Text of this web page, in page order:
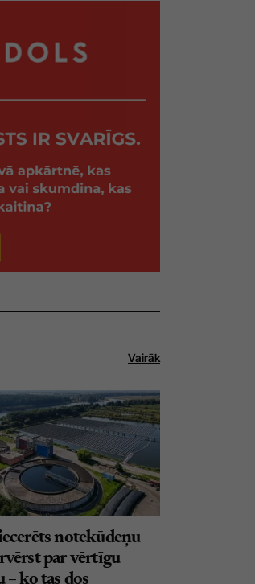
Vairāk
notekūdeņu
par vērtīgu
– ko tas dos